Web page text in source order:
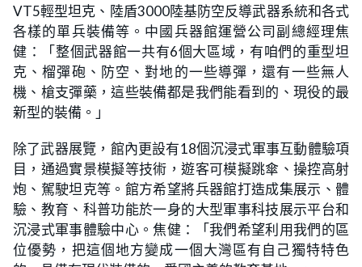
VT5輕型坦克、陸盾3000陸基防空反導武器系統和各式
各樣的單兵裝備等。中國兵器館運營公司副總經理焦
健：「整個武器館一共有6個大區域，有咱們的重型坦
克、榴彈砲、防空、對地的一些導彈，還有一些無人
機、槍支彈藥，這些裝備都是我們能看到的、現役的最
新型的裝備。」
除了武器展覽，館內更設有18個沉浸式軍事互動體驗項
目，通過實景模擬等技術，遊客可模擬跳傘、操控高射
炮、駕駛坦克等。館方希望將兵器館打造成集展示、體
驗、教育、科普功能於一身的大型軍事科技展示平台和
沉浸式軍事體驗中心。焦健：「我們希望利用我們的區
位優勢，把這個地方變成一個大灣區有自己獨特特色